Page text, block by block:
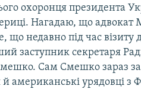
охоронця президента
Нагадаю, що адвокат
що недавно під час
заступник секретаря
Сам Смешко зараз
й американські урядовці з